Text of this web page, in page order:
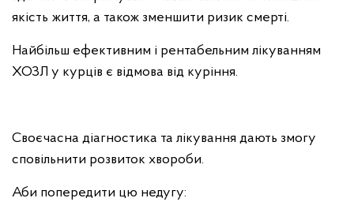
якість життя, а також зменшити ризик смерті.
Найбільш ефективним і рентабельним лікуванням
ХОЗЛ у курців є відмова від куріння.
Своєчасна діагностика та лікування дають змогу
сповільнити розвиток хвороби.
Аби попередити цю недугу: